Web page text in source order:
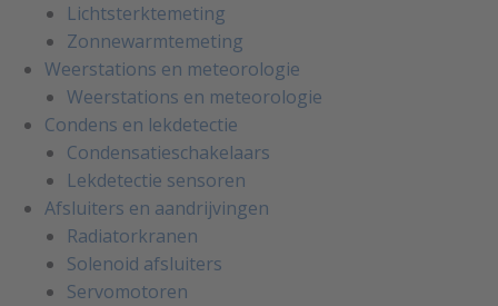
Lichtsterktemeting
Zonnewarmtemeting
Weerstations en meteorologie
Weerstations en meteorologie
Condens en lekdetectie
Condensatieschakelaars
Lekdetectie sensoren
Afsluiters en aandrijvingen
Radiatorkranen
Solenoid afsluiters
Servomotoren